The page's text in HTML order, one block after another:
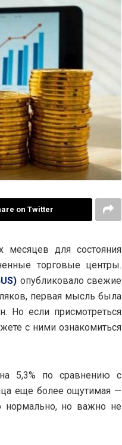
on Twitter
месяцев для состояния
торговые центры.
опубликовало свежие
первая мысль была
Но если присмотреться
с ними ознакомиться
5,3% по сравнению с
еще более ощутимая —
нормально, но важно не